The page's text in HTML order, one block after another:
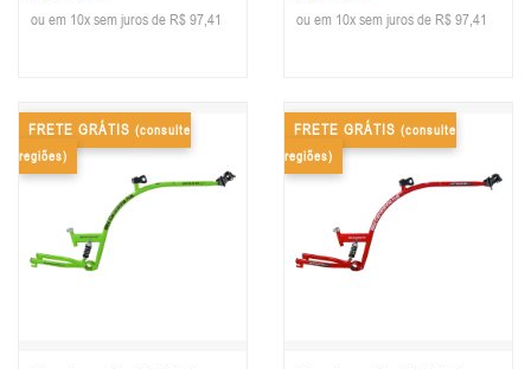
ou em 10x sem juros de R$ 97,41 ou em 10x sem juros de R$ 97,41
FRETE GRÁTIS (consulte
regiões)
FRETE GRÁTIS (consulte
regiões)